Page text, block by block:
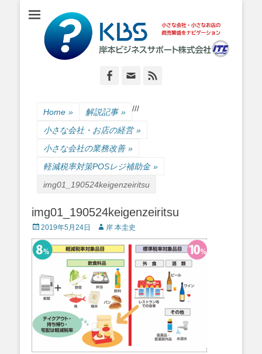
岸本ビジネスサポ
ート株式会社
小さな会社・小さなお店のIT経営をナビゲーション
Facebook
Email
Home » 解説記事 » /
小さな会社・お店の経営 »
/
小さな会社の業務改善 »
/
軽減税率対策POSレジ補助金 »
img01_190524keigenzeiritsu
img01_190524keigenzeiritsu
Posted
on
2019年5月24日 Author
岸 本圭史